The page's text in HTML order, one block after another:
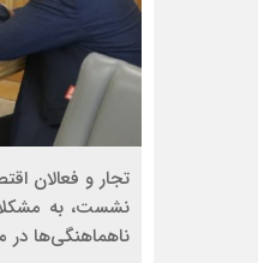
تجار و فعالان
ناهماهنگی‌ها